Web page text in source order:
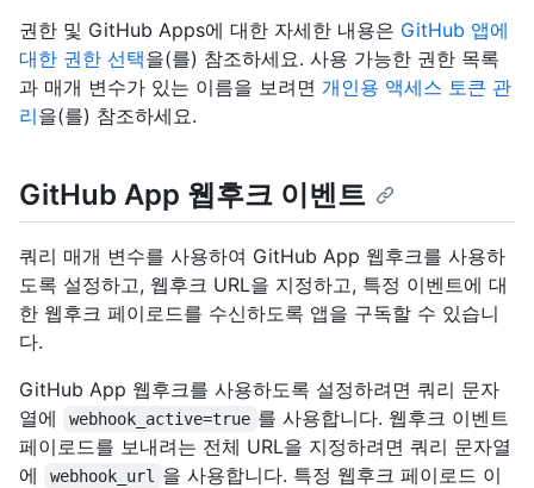
권한 및 GitHub Apps에 대한 자세한 내용은 GitHub 앱에
대한 권한 선택을(를) 참조하세요. 사용 가능한 권한 목록
과 매개 변수가 있는 이름을 보려면 개인용 액세스 토큰 관
리을(를) 참조하세요.
GitHub App 웹후크 이벤트
쿼리 매개 변수를 사용하여 GitHub App 웹후크를 사용하
도록 설정하고, 웹후크 URL을 지정하고, 특정 이벤트에 대
한 웹후크 페이로드를 수신하도록 앱을 구독할 수 있습니
다.
GitHub App 웹후크를 사용하도록 설정하려면 쿼리 문자
열에
webhook_active=true 를 사용합니다. 웹후크 이벤트
페이로드를 보내려는 전체 URL을 지정하려면 쿼리 문자열
에
webhook_url
을 사용합니다. 특정 웹후크 페이로드 이